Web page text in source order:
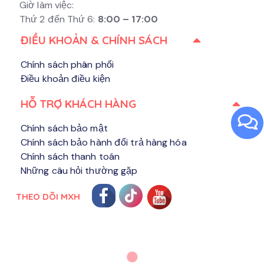
Giờ làm việc:
Thứ 2 đến Thứ 6: 8:00 – 17:00
ĐIỀU KHOẢN & CHÍNH SÁCH
Chính sách phân phối
Điều khoản điều kiện
HỖ TRỢ KHÁCH HÀNG​
Chính sách bảo mật
Chính sách bảo hành đổi trả hàng hóa
Chính sách thanh toán
Những câu hỏi thường gặp
THEO DÕI MXH